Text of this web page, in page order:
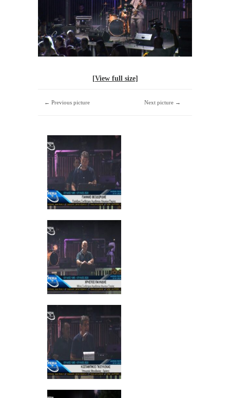
[View full size]
← Previous picture Next picture →